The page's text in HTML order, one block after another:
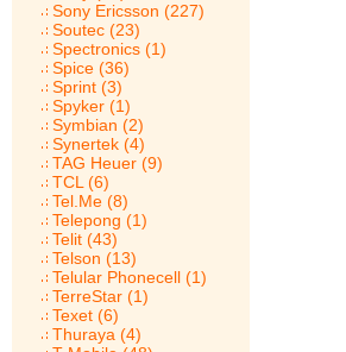
Sony Ericsson (227)
Soutec (23)
Spectronics (1)
Spice (36)
Sprint (3)
Spyker (1)
Symbian (2)
Synertek (4)
TAG Heuer (9)
TCL (6)
Tel.Me (8)
Telepong (1)
Telit (43)
Telson (13)
Telular Phonecell (1)
TerreStar (1)
Texet (6)
Thuraya (4)